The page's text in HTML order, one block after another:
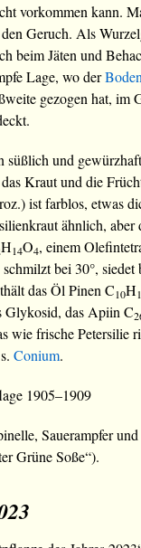
vorkommen kann.
Geruch. Als
beim Jäten und
Lage, wo derBoden
gezogen hat, im
süßlich und
Kraut und die
ist farblos, etwas
ähnlich,
H14O4, einem
bei 30°, siedet
das Öl Pinen C10H
Glykosid, das Apiin C
wie frische Petersilie
Conium.
1905–1909
Sauerampfer und
Grüne Soße“).